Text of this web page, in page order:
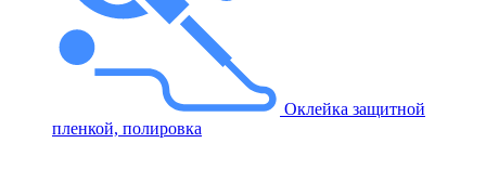
Оклейка защитной
пленкой, полировка